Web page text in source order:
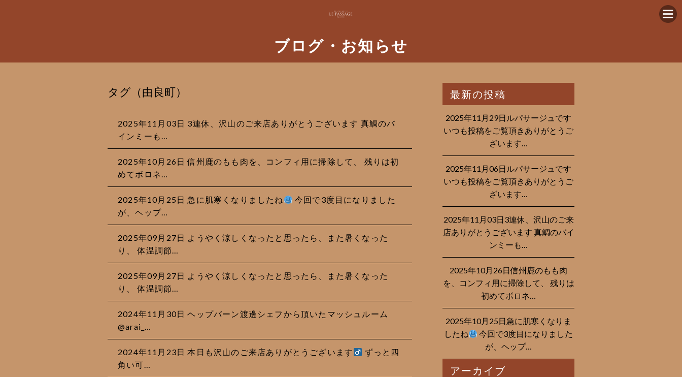
ブログ・お知らせ
タグ（由良町）
2025年11月03日 3連休、沢山のご来店ありがとうございます 真鯛のバ
インミーも…
2025年10月26日 信州鹿のもも肉を、コンフィ用に掃除して、 残りは初
めてボロネ…
2025年10月25日 急に肌寒くなりましたね
今回で3度目になりました
が、ヘップ…
2025年09月27日 ようやく涼しくなったと思ったら、また暑くなった
り、 体温調節…
2025年09月27日 ようやく涼しくなったと思ったら、また暑くなった
り、 体温調節…
2024年11月30日 ヘップバーン渡邊シェフから頂いたマッシュルーム
@arai_…
2024年11月23日 本日も沢山のご来店ありがとうございます‍
ずっと四
角い可…
最新の投稿
2025年11月29日ルパサージュです︎
いつも投稿をご覧頂きありがとうご
ざいます…
2025年11月06日ルパサージュです︎
いつも投稿をご覧頂きありがとうご
ざいます…
2025年11月03日3連休、沢山のご来
店ありがとうございます 真鯛のバイ
ンミーも…
2025年10月26日信州鹿のもも肉
を、コンフィ用に掃除して、 残りは
初めてボロネ…
2025年10月25日急に肌寒くなりま
したね
今回で3度目になりました
が、ヘップ…
アーカイブ